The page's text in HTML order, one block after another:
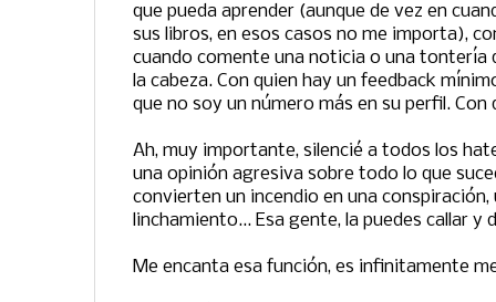
que pueda aprender (aunque de vez en
sus libros, en esos casos no me importa),
cuando comente una noticia o una tontería
la cabeza. Con quien hay un feedback
que no soy un número más en su perfil.
Ah, muy importante, silencié a todos los
una opinión agresiva sobre todo lo que
convierten un incendio en una conspiración,
linchamiento... Esa gente, la puedes callar y
Me encanta esa función, es infinitamente